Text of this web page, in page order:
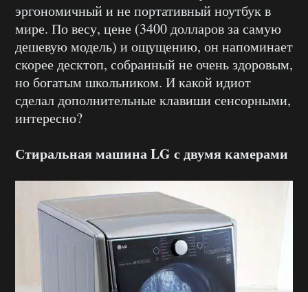
эргономичный и не портативный ноутбук в
мире. По весу, цене (3400 долларов за самую
дешевую модель) и ощущению, он напоминает
скорее десктоп, собранный не очень здоровым,
но богатым школьником. И какой идиот
сделал дополнительные клавиши сенсорными,
интересно?
Стиральная машина LG с двумя камерами